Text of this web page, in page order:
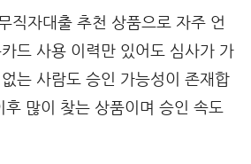
직자대출 추천 상품으로 자주 언
드 사용 이력만 있어도 심사가 가
는 사람도 승인 가능성이 존재합
후 많이 찾는 상품이며 승인 속도